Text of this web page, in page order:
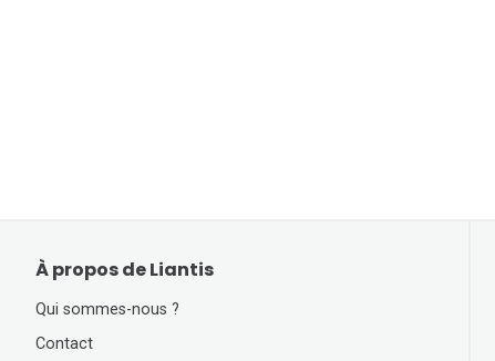
À propos de Liantis
Qui sommes-nous ?
Contact